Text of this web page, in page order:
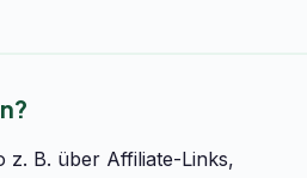
z. B. über Affiliate-Links,